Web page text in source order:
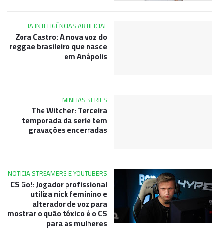
IA INTELIGÊNCIAS ARTIFICIAL
Zora Castro: A nova voz do
reggae brasileiro que nasce
em Anápolis
MINHAS SERIES
The Witcher: Terceira
temporada da serie tem
gravações encerradas
NOTICIA STREAMERS E YOUTUBERS
CS Go!: Jogador profissional
utiliza nick feminino e
alterador de voz para
mostrar o quão tóxico é o CS
para as mulheres